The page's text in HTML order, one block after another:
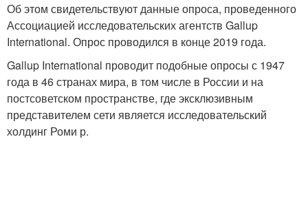
Об этом свидетельствуют данные опроса, проведенного
Ассоциацией исследовательских агентств Gallup
International. Опрос проводился в конце 2019 года.
Gallup International проводит подобные опросы с 1947
года в 46 странах мира, в том числе в России и на
постсоветском пространстве, где эксклюзивным
представителем сети является исследовательский
холдинг Роми р.